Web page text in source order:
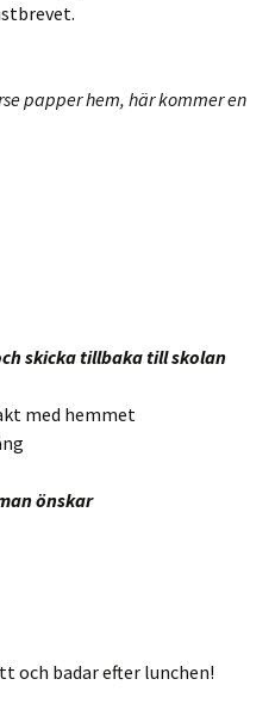
papper hem, här kommer en
skicka tillbaka till skolan
med hemmet
önskar
och badar efter lunchen!